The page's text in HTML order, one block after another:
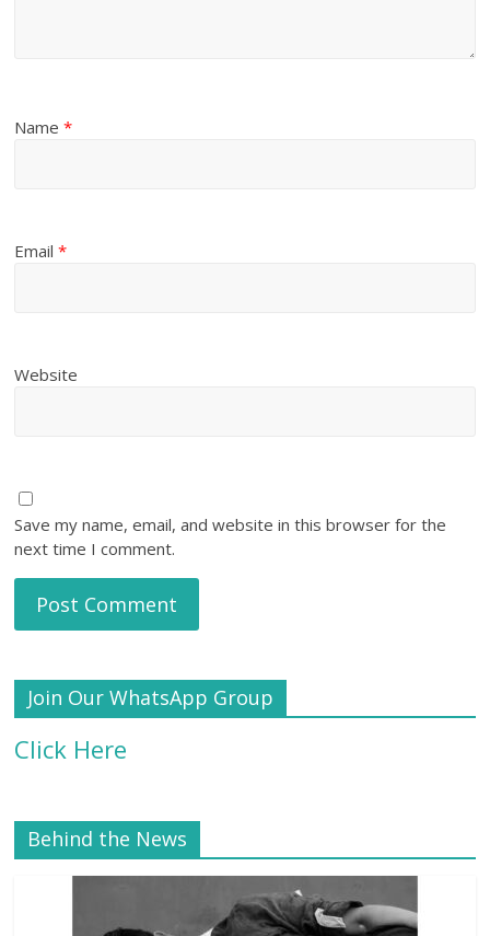
Name*
Email*
Website
Save my name, email, and website in this browser for the
next time I comment.
Join Our WhatsApp Group
Click Here
Behind the News